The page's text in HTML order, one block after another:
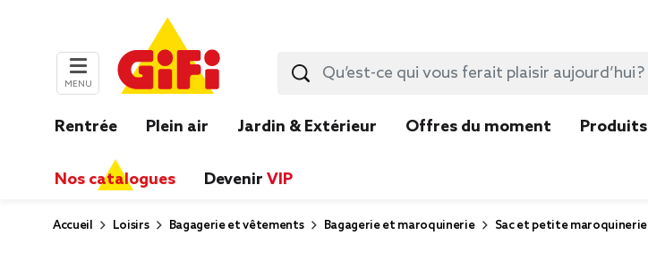
MENU
Rentrée Plein air Jardin & Extérieur Offres du moment Produits
Nos catalogues Devenir VIP
Accueil Loisirs Bagagerie et vêtements Bagagerie et maroquinerie Sac et petite maroquinerie